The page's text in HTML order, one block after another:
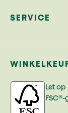
SERVICE
Let op